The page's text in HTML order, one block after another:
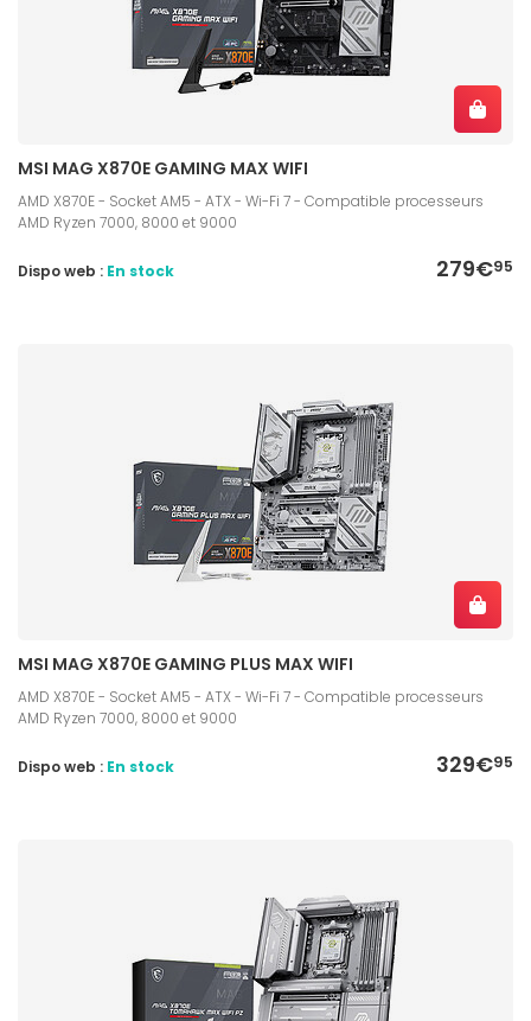
MSI MAG X870E GAMING MAX WIFI
AMD X870E - Socket AM5 - ATX - Wi-Fi 7 - Compatible processeurs
AMD Ryzen 7000, 8000 et 9000
279€95
Dispo web : En stock
MSI MAG X870E GAMING PLUS MAX WIFI
AMD X870E - Socket AM5 - ATX - Wi-Fi 7 - Compatible processeurs
AMD Ryzen 7000, 8000 et 9000
329€95
Dispo web : En stock